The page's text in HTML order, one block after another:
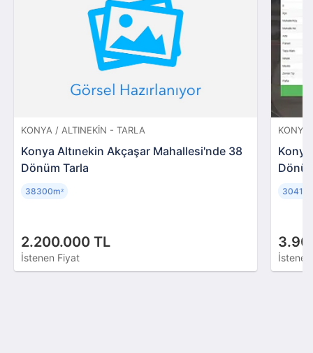
KONYA / ALTINEKIN - TARLA
Konya Altınekin Akçaşar Mahallesi'nde 38
Dönüm Tarla
2.200.000 TL
İstenen Fiyat
38300m²